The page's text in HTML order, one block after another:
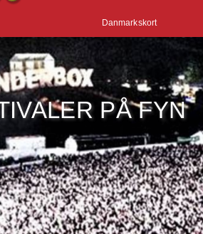
Danmarkskort
PÅ FYN